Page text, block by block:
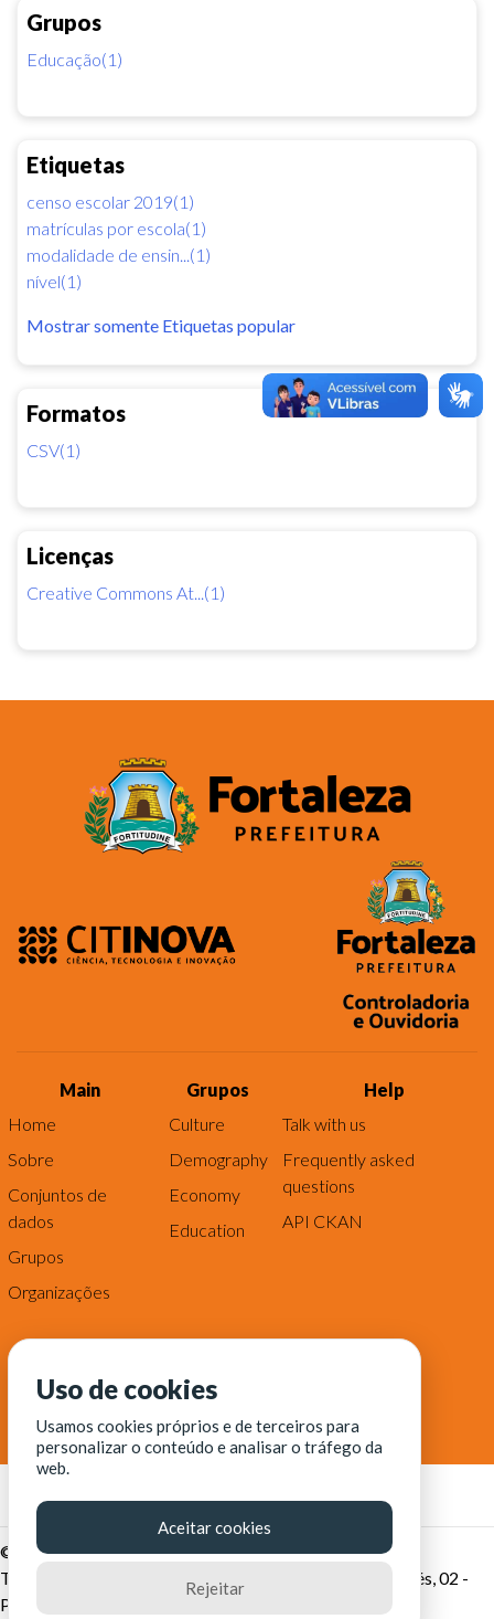
Grupos
Educação(1)
Etiquetas
censo escolar 2019(1)
matrículas por escola(1)
modalidade de ensin...(1)
nível(1)
Mostrar somente Etiquetas popular
Formatos
CSV(1)
Licenças
Creative Commons At...(1)
Main
Home
Sobre
Conjuntos de
dados
Grupos
Organizações
Grupos
Culture
Demography
Economy
Education
Help
Talk with us
Frequently asked
questions
API CKAN
© Fortaleza Digital || CITINOVA - Fundação de Ciência,
Tecnologia e Inovação de Fortaleza - Rua dos Tremembés, 02 -
Praia de Iracema - Fortaleza-CE
Uso de cookies
Usamos cookies próprios e de terceiros para
personalizar o conteúdo e analisar o tráfego da
web.
Aceitar cookies
Rejeitar